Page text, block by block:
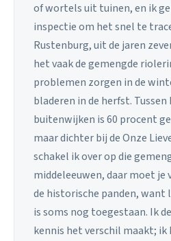
of wortels uit tuinen, en ik
inspectie om het snel te
Rustenburg, uit de jaren
het vaak de gemengde
problemen zorgen in de
bladeren in de herfst. Tussen
buitenwijken is 60 procent
maar dichter bij de Onze
schakel ik over op die
middeleeuwen, daar moet
de historische panden,
is soms nog toegestaan. Ik
kennis het verschil maakt; ik